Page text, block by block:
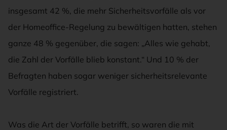
insgesamt 42 %, die mehr Sicherheitsvorfälle als vor
der Homeoffice-Regelung zu bewältigen hatten, stehen
ganze 48 % gegenüber, die sagen: „Alles wie gehabt,
die Zahl der Vorfälle blieb konstant.“ Und 10 % der
Befragten haben sogar weniger sicherheitsrelevante
Vorfälle registriert.
Was die Art der Vorfälle betrifft, so waren die mit